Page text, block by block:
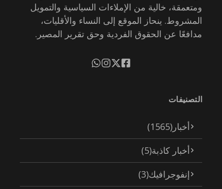
ومتعمقة، خالية من الإملاءات السياسية والتمويل
المشروط. ينحاز الموقع إلى النساء والأقليات،
مدافعًا عن الحقوق الفردية وحق تقرير المصير.
التصنيفات
أخبار (1565)
أخبار كاذبة(5)
إنفوجرافيك(3)